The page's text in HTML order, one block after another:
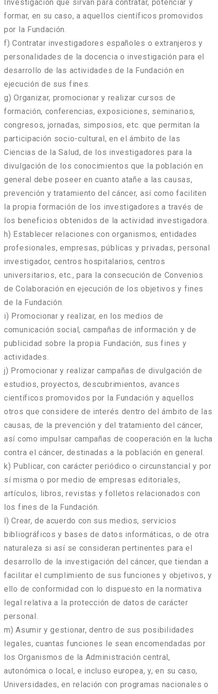
Investigación que sirvan para contratar, potenciar y
formar, en su caso, a aquellos científicos promovidos
por la Fundación.
f) Contratar investigadores españoles o extranjeros y
personalidades de la docencia o investigación para el
desarrollo de las actividades de la Fundación en
ejecución de sus fines.
g) Organizar, promocionar y realizar cursos de
formación, conferencias, exposiciones, seminarios,
congresos, jornadas, simposios, etc. que permitan la
participación socio-cultural, en el ámbito de las
Ciencias de la Salud, de los investigadores para la
divulgación de los conocimientos que la población en
general debe poseer en cuanto atañe a las causas,
prevención y tratamiento del cáncer, así como faciliten
la propia formación de los investigadores a través de
los beneficios obtenidos de la actividad investigadora.
h) Establecer relaciones con organismos, entidades
profesionales, empresas, públicas y privadas, personal
investigador, centros hospitalarios, centros
universitarios, etc., para la consecución de Convenios
de Colaboración en ejecución de los objetivos y fines
de la Fundación.
i) Promocionar y realizar, en los medios de
comunicación social, campañas de información y de
publicidad sobre la propia Fundación, sus fines y
actividades.
j) Promocionar y realizar campañas de divulgación de
estudios, proyectos, descubrimientos, avances
científicos promovidos por la Fundación y aquellos
otros que considere de interés dentro del ámbito de las
causas, de la prevención y del tratamiento del cáncer,
así como impulsar campañas de cooperación en la lucha
contra el cáncer, destinadas a la población en general.
k) Publicar, con carácter periódico o circunstancial y por
sí misma o por medio de empresas editoriales,
artículos, libros, revistas y folletos relacionados con
los fines de la Fundación.
l) Crear, de acuerdo con sus medios, servicios
bibliográficos y bases de datos informáticas, o de otra
naturaleza si así se consideran pertinentes para el
desarrollo de la investigación del cáncer, que tiendan a
facilitar el cumplimiento de sus funciones y objetivos, y
ello de conformidad con lo dispuesto en la normativa
legal relativa a la protección de datos de carácter
personal.
m) Asumir y gestionar, dentro de sus posibilidades
legales, cuantas funciones le sean encomendadas por
los Organismos de la Administración central,
autonómica o local, e incluso europea, y, en su caso,
Universidades, en relación con programas nacionales o